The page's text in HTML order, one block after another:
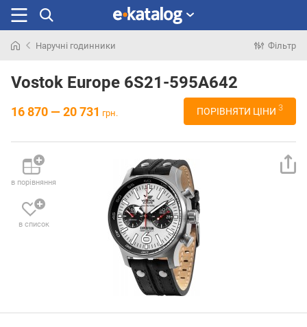
раніше
Наручні годинники Фільтр
Vostok Europe 6S21-595A642
16 870 — 20 731 грн. ПОРІВНЯТИ ЦІНИ 3
в порівняння
в список